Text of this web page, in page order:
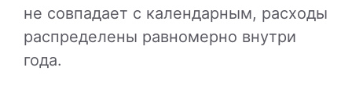
не совпадает с календарным, расходы
распределены равномерно внутри
года.